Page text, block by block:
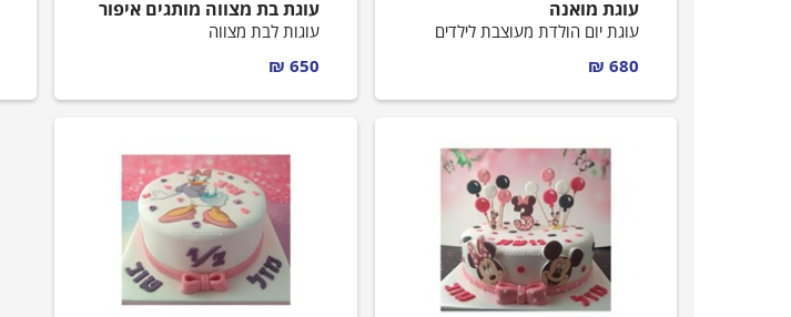
עוגת מואנה
עוגת יום הולדת מעוצבת לילדים
680 ₪
עוגת בת מצווה מותגים איפור
עוגות לבת מצווה
650 ₪